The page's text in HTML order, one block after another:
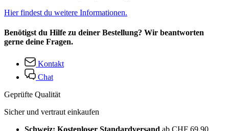
Hier findest du weitere Informationen.
Benötigst du Hilfe zu deiner Bestellung? Wir beantworten
gerne deine Fragen.
Kontakt
Chat
Geprüfte Qualität
Sicher und vertraut einkaufen